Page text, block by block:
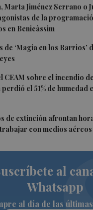
Marta Jiménez Serrano o
de la
en Benicàssim
de ‘Magia en los Barrios’
CEAM sobre el incendio
el 51% de humedad
de extinción afrontan
con medios aéreos
al
Whatsapp
al día de las